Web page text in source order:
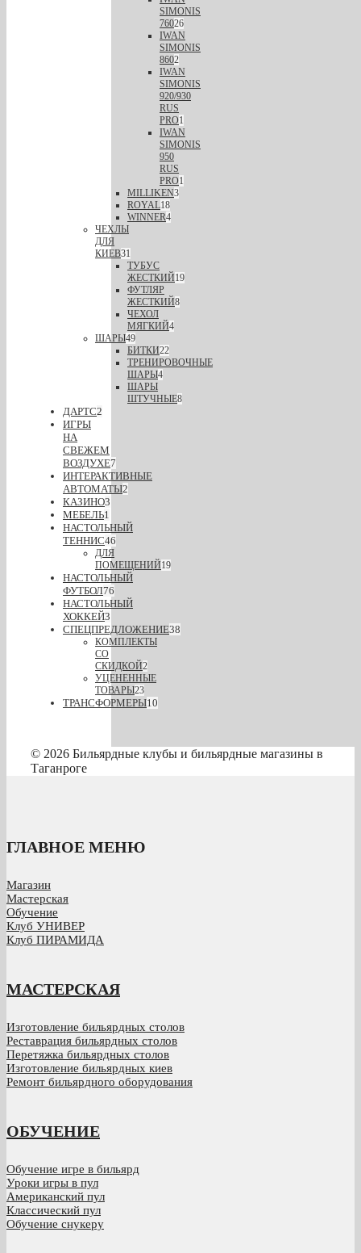
SIMONIS
76026
IWAN
SIMONIS
8602
IWAN
SIMONIS
920/930
RUS
PRO1
IWAN
SIMONIS
950
RUS
PRO1
MILLIKEN3
ROYAL18
WINNER4
ЧЕХЛЫ
ДЛЯ
КИЕВ31
ТУБУС
ЖЕСТКИЙ19
ФУТЛЯР
ЖЕСТКИЙ8
ЧЕХОЛ
МЯГКИЙ4
ШАРЫ49
БИТКИ22
ТРЕНИРОВОЧНЫЕ
ШАРЫ4
ШАРЫ
ШТУЧНЫЕ8
ДАРТС2
ИГРЫ
НА
СВЕЖЕМ
ВОЗДУХЕ7
ИНТЕРАКТИВНЫЕ
АВТОМАТЫ2
КАЗИНО3
МЕБЕЛЬ1
НАСТОЛЬНЫЙ
ТЕННИС46
ДЛЯ
ПОМЕЩЕНИЙ19
НАСТОЛЬНЫЙ
ФУТБОЛ76
НАСТОЛЬНЫЙ
ХОККЕЙ3
СПЕЦПРЕДЛОЖЕНИЕ38
КОМПЛЕКТЫ
СО
СКИДКОЙ2
УЦЕНЕННЫЕ
ТОВАРЫ23
ТРАНСФОРМЕРЫ10
© 2026 Бильярдные клубы и бильярдные магазины в
Таганроге
ГЛАВНОЕ МЕНЮ
Магазин
Мастерская
Обучение
Клуб УНИВЕР
Клуб ПИРАМИДА
МАСТЕРСКАЯ
Изготовление бильярдных столов
Реставрация бильярдных столов
Перетяжка бильярдных столов
Изготовление бильярдных киев
Ремонт бильярдного оборудования
ОБУЧЕНИЕ
Обучение игре в бильярд
Уроки игры в пул
Американский пул
Классический пул
Обучение снукеру